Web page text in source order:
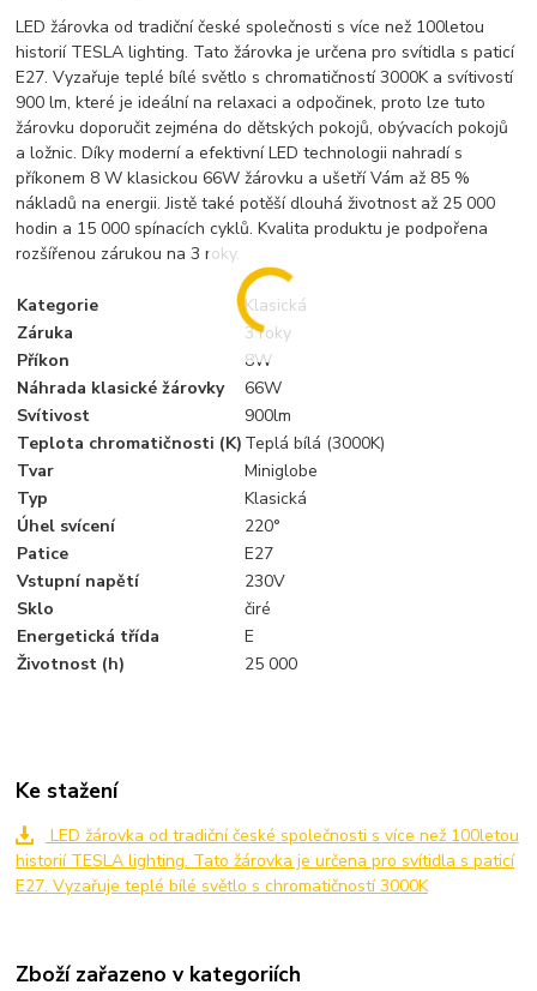
LED žárovka od tradiční české společnosti s více než 100letou
historií TESLA lighting. Tato žárovka je určena pro svítidla s paticí
E27. Vyzařuje teplé bílé světlo s chromatičností 3000K a svítivostí
900 lm, které je ideální na relaxaci a odpočinek, proto lze tuto
žárovku doporučit zejména do dětských pokojů, obývacích pokojů
a ložnic. Díky moderní a efektivní LED technologii nahradí s
příkonem 8 W klasickou 66W žárovku a ušetří Vám až 85 %
nákladů na energii. Jistě také potěší dlouhá životnost až 25 000
hodin a 15 000 spínacích cyklů. Kvalita produktu je podpořena
rozšířenou zárukou na 3 roky.
Kategorie
Klasická
Záruka
3 roky
Příkon
8W
Náhrada klasické žárovky
66W
Svítivost
900lm
Teplota chromatičnosti (K) Teplá bílá (3000K)
Tvar
Miniglobe
Typ
Klasická
Úhel svícení
220°
Patice
E27
Vstupní napětí
230V
Sklo
čiré
Energetická třída
E
Životnost (h)
25 000
Ke stažení
LED žárovka od tradiční české společnosti s více než 100letou
historií TESLA lighting. Tato žárovka je určena pro svítidla s paticí
E27. Vyzařuje teplé bílé světlo s chromatičností 3000K
Zboží zařazeno v kategoriích